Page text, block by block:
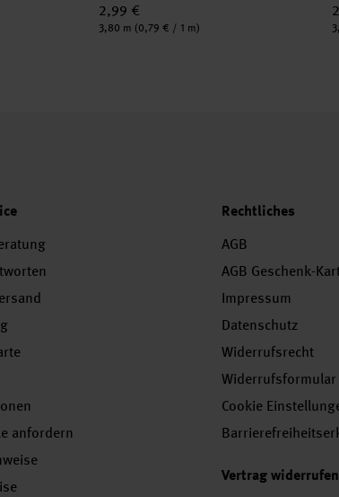
2,99 €
Inhalt:
3,80 m (0,79 € / 1 m)
anfordern
Rechtliches
AGB
AGB Geschenk-
Impressum
Datenschutz
Widerrufsrecht
Widerrufsformular
Cookie
Vertrag widerrufen